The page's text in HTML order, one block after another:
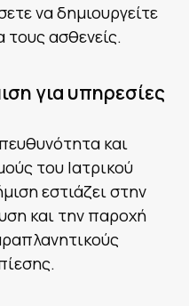
να δημιουργείτε
τους ασθενείς.
για υπηρεσίες
και
του Ιατρικού
εστιάζει στην
και την παροχή